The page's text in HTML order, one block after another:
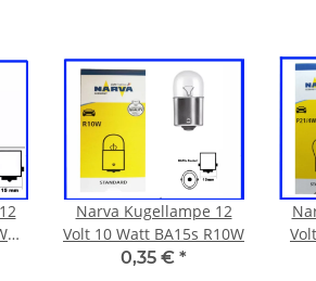
Narva Kugellampe 12
Volt 10 Watt BA15s R10W
0,35 € *